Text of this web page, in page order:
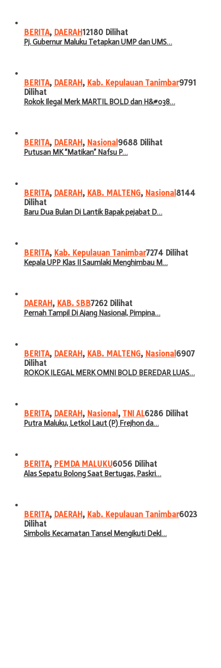
BERITA, DAERAH12180 Dilihat
Pj. Gubernur Maluku Tetapkan UMP dan UMS…
BERITA, DAERAH, Kab. Kepulauan Tanimbar9791
Dilihat
Rokok Ilegal Merk MARTIL BOLD dan H&#038…
BERITA, DAERAH, Nasional 9688 Dilihat
Putusan MK “Matikan” Nafsu P…
BERITA, DAERAH, KAB. MALTENG, Nasional 8144
Dilihat
Baru Dua Bulan Di Lantik Bapak pejabat D…
BERITA, Kab. Kepulauan Tanimbar7274 Dilihat
Kepala UPP Klas II Saumlaki Menghimbau M…
DAERAH, KAB. SBB7262 Dilihat
Pernah Tampil Di Ajang Nasional, Pimpina…
BERITA, DAERAH, KAB. MALTENG, Nasional 6907
Dilihat
ROKOK ILEGAL MERK OMNI BOLD BEREDAR LUAS…
BERITA, DAERAH, Nasional , TNI AL6286 Dilihat
Putra Maluku, Letkol Laut (P) Frejhon da…
BERITA, PEMDA MALUKU6056 Dilihat
Alas Sepatu Bolong Saat Bertugas, Paskri…
BERITA, DAERAH, Kab. Kepulauan Tanimbar6023
Dilihat
Simbolis Kecamatan Tansel Mengikuti Dekl…